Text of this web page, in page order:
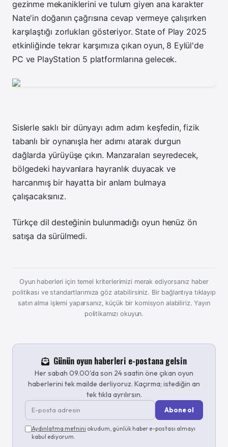
gezinme mekaniklerini ve tulum giyen ana karakter
Nate'in doğanın çağrısına cevap vermeye çalışırken
karşılaştığı zorlukları gösteriyor. State of Play 2025
etkinliğinde tekrar karşımıza çıkan oyun, 8 Eylül'de
PC ve PlayStation 5 platformlarına gelecek.
Sislerle saklı bir dünyayı adım adım keşfedin, fizik
tabanlı bir oynanışla her adımı atarak durgun
dağlarda yürüyüşe çıkın. Manzaraları seyredecek,
bölgedeki hayvanlara hayranlık duyacak ve
harcanmış bir hayatta bir anlam bulmaya
çalışacaksınız.
Türkçe dil desteğinin bulunmadığı oyun henüz ön
satışa da sürülmedi.
Oyun haberleri için temel kriterlerimizi merak ediyorsanız haber
politikası ve standartlarımıza göz atabilirsiniz. Bir bağlantıya tıklayıp
satın alma işlemi yaparsanız, küçük bir komisyon alabiliriz.Yayın
politikamızı okuyun.
Günün oyun haberleri e-postana gelsin
Her sabah 09.00'da son 24 saatin öne çıkan oyun
haberlerini tek mailde derliyoruz. Kaçırma; istediğin an
tek tıkla ayrılırsın.
Abone ol
Aydınlatma metnini okudum, günlük haber e-postası almayı
kabul ediyorum.